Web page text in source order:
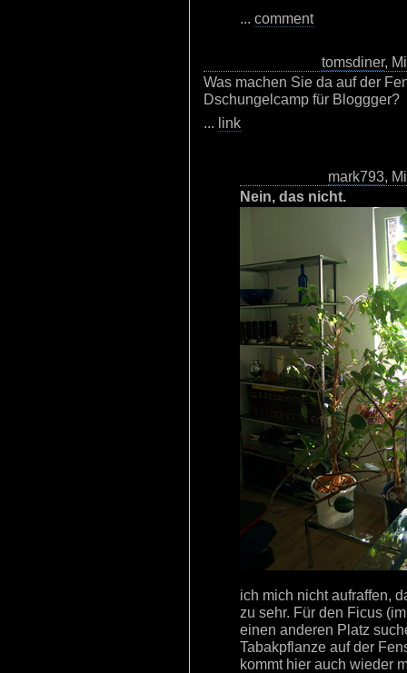
... comment
tomsdiner,
Was machen Sie da auf der
Dschungelcamp für Bloggger?
... link
mark793,
Nein, das nicht.
ich mich nicht aufraffen,
zu sehr. Für den Ficus
einen anderen Platz
Tabakpflanze auf der
kommt hier auch wieder